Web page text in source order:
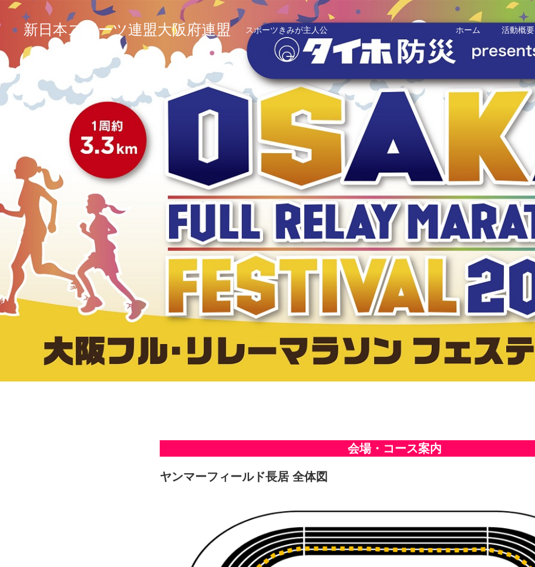
新日本スポーツ連盟大阪府連盟 スポーツきみが主人公 ホーム 活動概要
会場・コース案内
会場・コース案内
ヤンマーフィールド長居 全体図